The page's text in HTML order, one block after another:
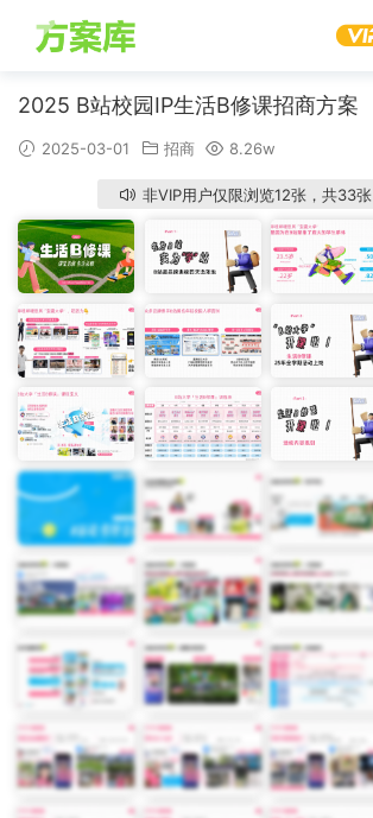
2025 B站校园IP生活B修课招商方案
2025-03-01 招商 8.26w
非VIP用户仅限浏览12张，共33张